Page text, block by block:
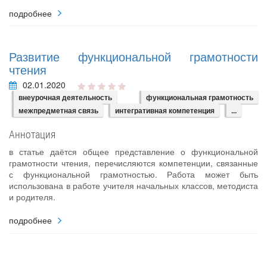
подробнее
Развитие функциональной грамотности
чтения
02.01.2020
внеурочная деятельность
функциональная грамотность
межпредметная связь
интегративная компетенция ...
Аннотация
в статье даётся общее представление о функциональной
грамотности чтения, перечисляются компетенции, связанные
с функциональной грамотностью. Работа может быть
использована в работе учителя начальных классов, методиста
и родителя.
подробнее